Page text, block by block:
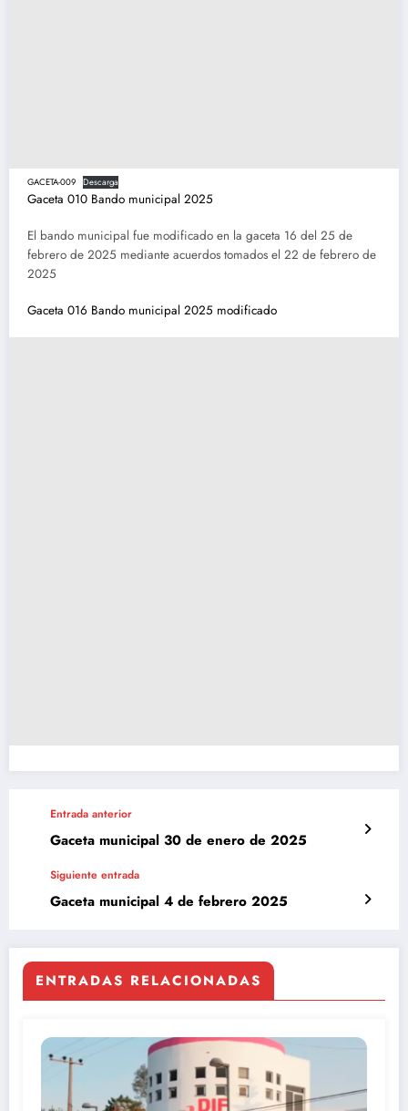
GACETA-009 Descarga
Gaceta 010 Bando municipal 2025
El bando municipal fue modificado en la gaceta 16 del 25 de
febrero de 2025 mediante acuerdos tomados el 22 de febrero de
2025
Gaceta 016 Bando municipal 2025 modificado
Entrada anterior
Gaceta municipal 30 de enero de 2025
Siguiente entrada
Gaceta municipal 4 de febrero 2025
ENTRADAS RELACIONADAS